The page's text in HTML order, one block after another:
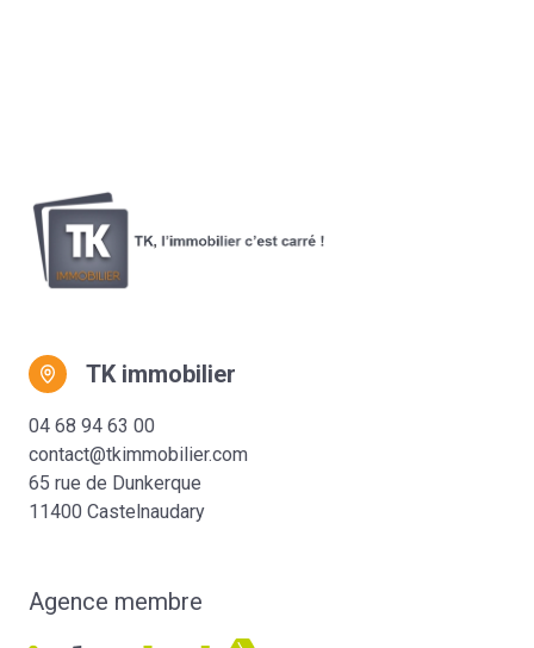
TK immobilier
04 68 94 63 00
contact@tkimmobilier.com
65 rue de Dunkerque
11400 Castelnaudary
Agence membre